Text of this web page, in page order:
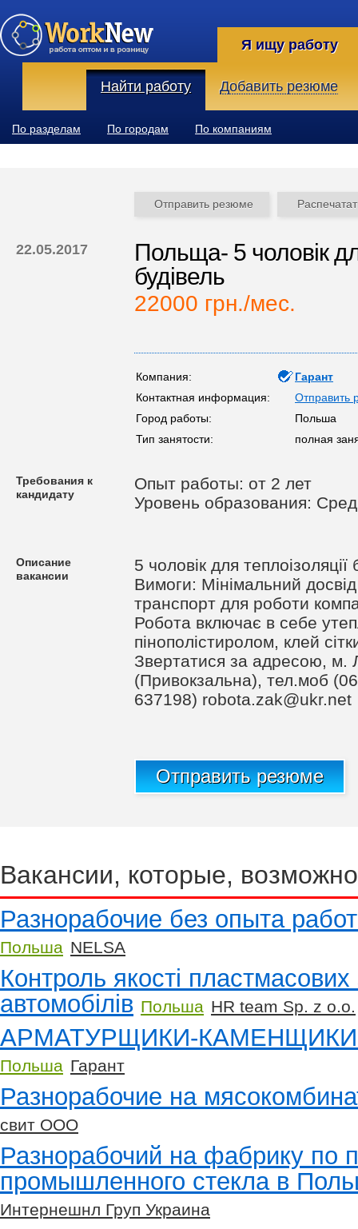
Я ищу работу
Найти работу Добавить резюме
По разделам По городам По компаниям
Отправить резюме
22.05.2017
Польща- 5 чоловік
будівель
22000 грн./мес.
Компания:
Гарант
Контактная информация:
Отправить
Город работы:
Польша
Тип занятости:
полная
Требования к
кандидату
Опыт работы: от 2 лет
Уровень образования:
Описание
вакансии
5 чоловік для
Вимоги: Мінімальний
транспорт для роботи
Робота включає в себе
пінополістиролом, клей
Звертатися за адресою, м.
(Привокзальна), тел.моб
637198) robota.zak@ukr.net
Отправить резюме
Вакансии, которые,
Разнорабочие без опыта
Польша NELSA
Контроль якості
автомобілів Польша HR team Sp. z o.o.
АРМАТУРЩИКИ-
Польша Гарант
Разнорабочие на
свит ООО
Разнорабочий на фабрику по
промышленного стекла в
Интернешнл Груп Украина